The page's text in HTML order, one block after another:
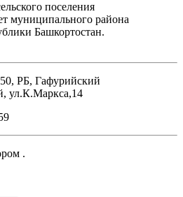
поселения
муниципального района
Башкортостан.
РБ, Гафурийский
ул.К.Маркса,14
.